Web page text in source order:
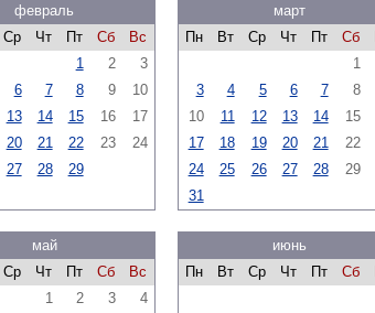
февраль
Ср Чт Пт Сб
Вс
1
2
3
6 7 8 9
10
13 14 15 16
17
20 21 22 23
24
27 28 29
март
Пн
Вт Ср Чт Пт Сб
1
3
4 5 6 7 8
10
11 12 13 14 15
17
18 19 20 21 22
24
25 26 27 28 29
31
май
Ср Чт Пт Сб
Вс
1
2 3
4
июнь
Пн
Вт Ср Чт Пт Сб